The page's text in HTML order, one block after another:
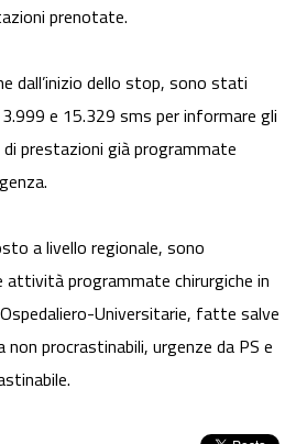
prenotate.
dall’inizio dello stop, sono stati
e 15.329 sms per informare gli
prestazioni già programmate
a livello regionale, sono
programmate chirurgiche in
Universitarie, fatte salve
procrastinabili, urgenze da PS e